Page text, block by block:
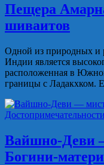
Пещера
шиваитов
Одной из природных и
Индии является
расположенная в
границы с Ладакхком.
Достопримечательности
Вайшно-Деви
Богини-матери